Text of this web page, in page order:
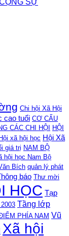
Chi hội Xã Hội
cao tuổi CƠ CẤU
CÁC CHI HỘI
HỘI
Hội xã hội học Hội Xã
giá trị NAM BỘ
hội học Nam Bộ
Bích quản lý phát
báo Thư mời
HỌC Tạp
Tầng lớp
PHÍA NAM Vũ
Xã hội